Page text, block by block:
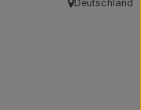
, Herkunft:
Deutschland